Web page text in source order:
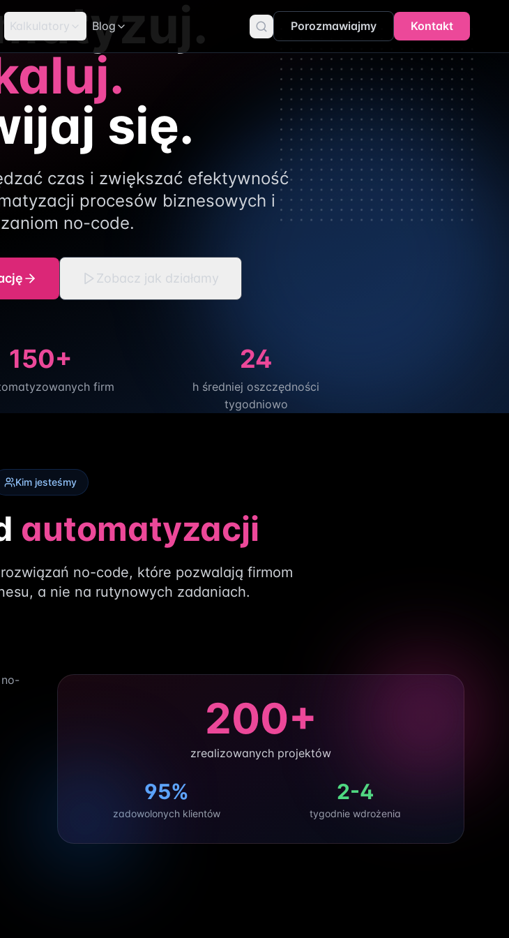
Blog
Kalkulatory Porozmawiajmy Kontakt
się.
czas i zwiększać efektywność
procesów biznesowych i
no-code.
Zobacz jak działamy
150+
firm
24
h średniej oszczędności
tygodniowo
Kim jesteśmy
automatyzacji
no-code, które pozwalają firmom
a nie na rutynowych zadaniach.
200+
zrealizowanych projektów
95%
zadowolonych klientów
2-4
tygodnie wdrożenia